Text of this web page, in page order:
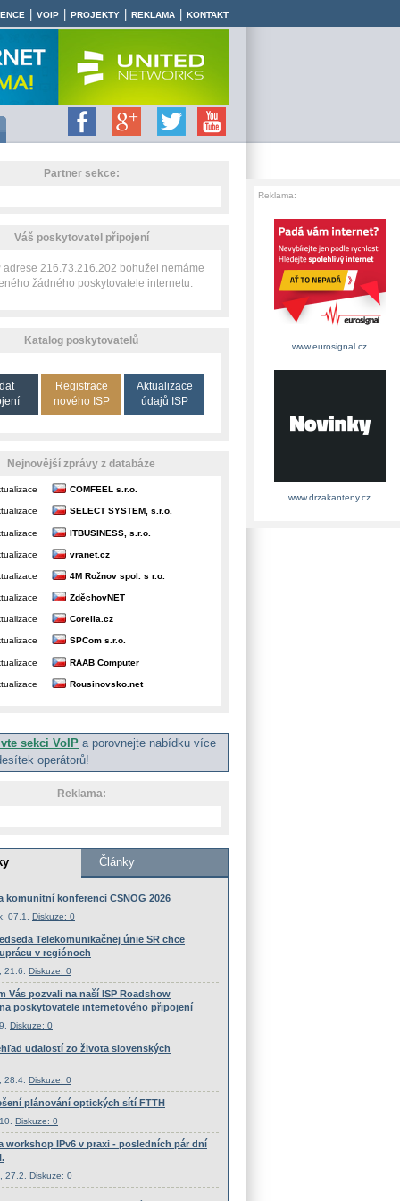
VOIP PROJEKTY REKLAMA KONTAKT
Partner sekce:
Váš poskytovatel připojení
adrese 216.73.216.202 bohužel nemáme
žádného poskytovatele internetu.
Katalog poskytovatelů
Registrace
nového ISP
Aktualizace
údajů ISP
Nejnovější zprávy z databáze
COMFEEL s.r.o.
SELECT SYSTEM, s.r.o.
ITBUSINESS, s.r.o.
vranet.cz
4M Rožnov spol. s r.o.
ZděchovNET
Corelia.cz
SPCom s.r.o.
RAAB Computer
Rousinovsko.net
sekci VoIP a porovnejte nabídku více
operátorů!
Reklama:
Reklama:
www.eurosignal.cz
www.drzakanteny.cz